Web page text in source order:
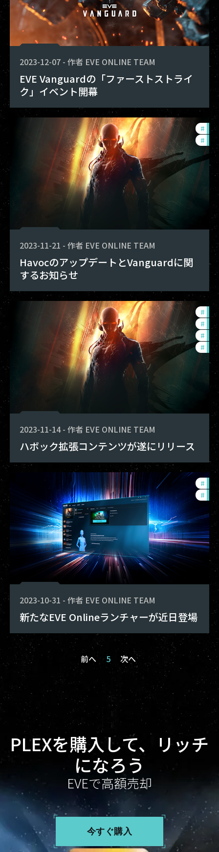
2023-12-07 - 作者 EVE ONLINE TEAM
EVE Vanguardの「ファーストストライ
ク」イベント開幕
#
#
2023-11-21 - 作者 EVE ONLINE TEAM
HavocのアップデートとVanguardに関
するお知らせ
#
#
#
#
2023-11-14 - 作者 EVE ONLINE TEAM
ハボック拡張コンテンツが遂にリリース
#
#
2023-10-31 - 作者 EVE ONLINE TEAM
新たなEVE Onlineランチャーが近日登場
前へ 5 次へ
PLEXを購入して、リッチ
になろう
EVEで高額売却
今すぐ購入